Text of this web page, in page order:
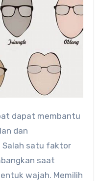
dan
Salah satu faktor
saat
wajah. Memilih